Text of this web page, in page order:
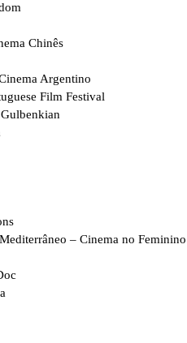
Chinês
Argentino
Film Festival
– Cinema no Feminino